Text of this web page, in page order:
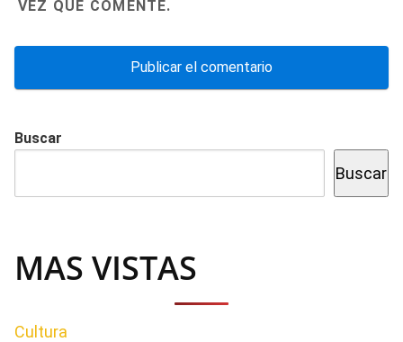
VEZ QUE COMENTE.
Buscar
Buscar
MAS VISTAS
Cultura